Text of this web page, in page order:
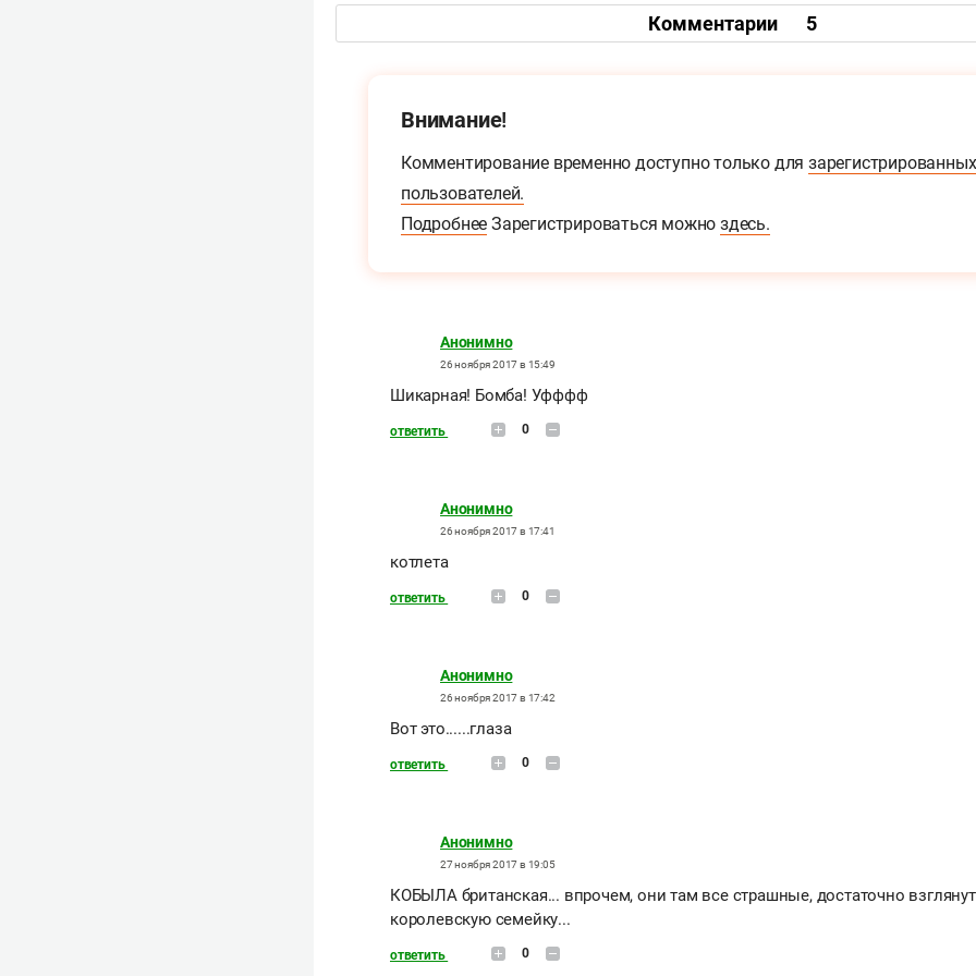
Комментарии 5
Внимание!
Комментирование временно доступно только для зарегистрированных
пользователей.
Подробнее Зарегистрироваться можноздесь.
Анонимно
26 ноября 2017 в 15:49
Шикарная! Бомба! Уфффф
ответить 0
Анонимно
26 ноября 2017 в 17:41
котлета
ответить 0
Анонимно
26 ноября 2017 в 17:42
Вот это......глаза
ответить 0
Анонимно
27 ноября 2017 в 19:05
КОБЫЛА британская... впрочем, они там все страшные, достаточно
королевскую семейку...
ответить 0